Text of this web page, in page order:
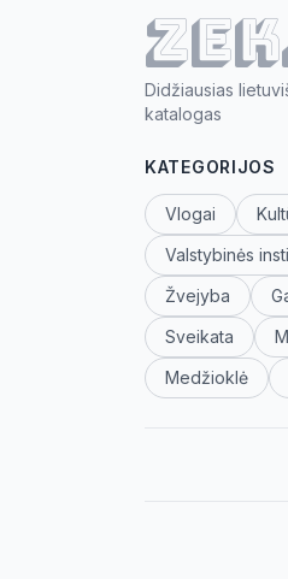
Didžiausias
katalogas
KATEGORIJOS
Vlogai
Valstybinės
Žvejyba
Sveikata
Medžioklė